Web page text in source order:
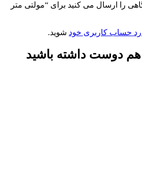
را ارسال می کنید برای “مولتی متر
حساب کاربری خود شوید.
هم دوست داشته باشید